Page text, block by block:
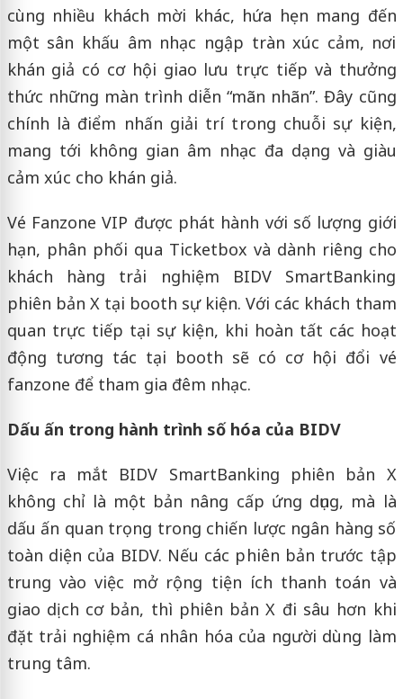
cùng nhiều khách mời khác, hứa hẹn mang đến
một sân khấu âm nhạc ngập tràn xúc cảm, nơi
khán giả có cơ hội giao lưu trực tiếp và thưởng
thức những màn trình diễn “mãn nhãn”. Đây cũng
chính là điểm nhấn giải trí trong chuỗi sự kiện,
mang tới không gian âm nhạc đa dạng và giàu
cảm xúc cho khán giả.
Vé Fanzone VIP được phát hành với số lượng giới
hạn, phân phối qua Ticketbox và dành riêng cho
khách hàng trải nghiệm BIDV SmartBanking
phiên bản X tại booth sự kiện. Với các khách tham
quan trực tiếp tại sự kiện, khi hoàn tất các hoạt
động tương tác tại booth sẽ có cơ hội đổi vé
fanzone để tham gia đêm nhạc.
Dấu ấn trong hành trình số hóa của BIDV
Việc ra mắt BIDV SmartBanking phiên bản X
không chỉ là một bản nâng cấp ứng dụng, mà là
dấu ấn quan trọng trong chiến lược ngân hàng số
toàn diện của BIDV. Nếu các phiên bản trước tập
trung vào việc mở rộng tiện ích thanh toán và
giao dịch cơ bản, thì phiên bản X đi sâu hơn khi
đặt trải nghiệm cá nhân hóa của người dùng làm
trung tâm.